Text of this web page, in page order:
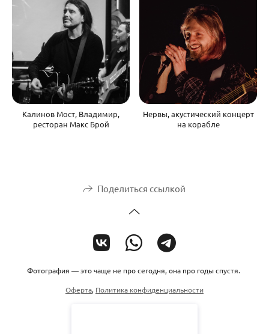
Калинов Мост, Владимир,
ресторан Макс Брой
Нервы, акустический концерт
на корабле
Поделиться ссылкой
Фотография — это чаще не про сегодня, она про годы спустя.
Оферта, Политика конфиденциальности